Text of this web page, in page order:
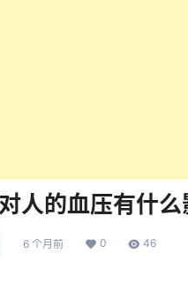
人的血压有什么
6 个月前 0 46